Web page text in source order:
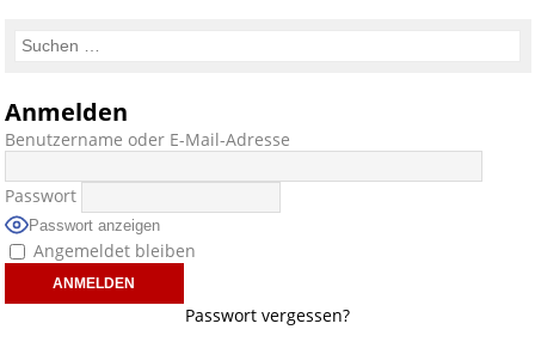
Anmelden
Benutzername oder E-Mail-Adresse
Passwort
Passwort anzeigen
Angemeldet bleiben
Passwort vergessen?